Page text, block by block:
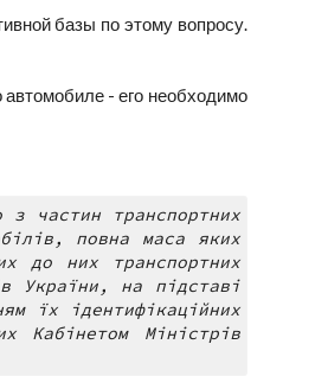
базы по этому вопросу.
- его необходимо
з частин транспортних
повна маса яких
до них транспортних
України, на підставі
їх ідентифікаційних
Кабінетом Міністрів